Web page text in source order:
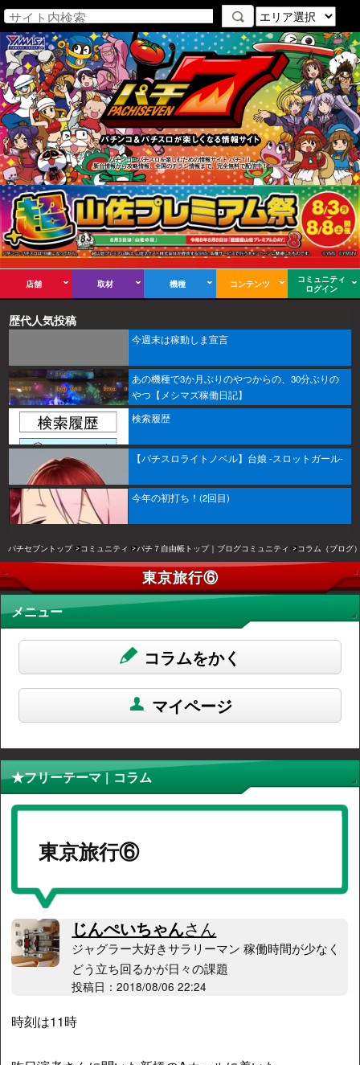
パチンコ・パチスロを楽しむための情報サイト パチ７！
新台情報から攻略情報、全国のチラシ情報まで、完全無料で配信中！
店舗 取材 機種 コンテンツ
コミュニティ
ログイン
歴代人気投稿
今週末は稼動しま宣言
あの機種で3か月ぶりのやつからの、30分ぶりの
やつ【メシマズ稼働日記】
検索履歴
【パチスロライトノベル】台娘 -スロットガール-
今年の初打ち！(2回目)
パチセブントップ コミュニティ パチ７自由帳トップ｜ブログコミュニティ コラム（ブログ
東京旅行⑥
メニュー
コラムをかく
マイページ
★フリーテーマ | コラム
東京旅行⑥
じんぺいちゃんさん
ジャグラー大好きサラリーマン 稼働時間が少なく
どう立ち回るかが日々の課題
投稿日：2018/08/06 22:24
時刻は11時